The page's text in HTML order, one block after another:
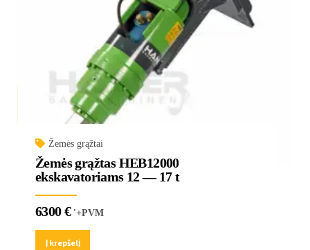
Žemės grąžtai
Žemės grąžtas HEB12000
ekskavatoriams 12 — 17 t
6300€'+PVM
Į krepšelį